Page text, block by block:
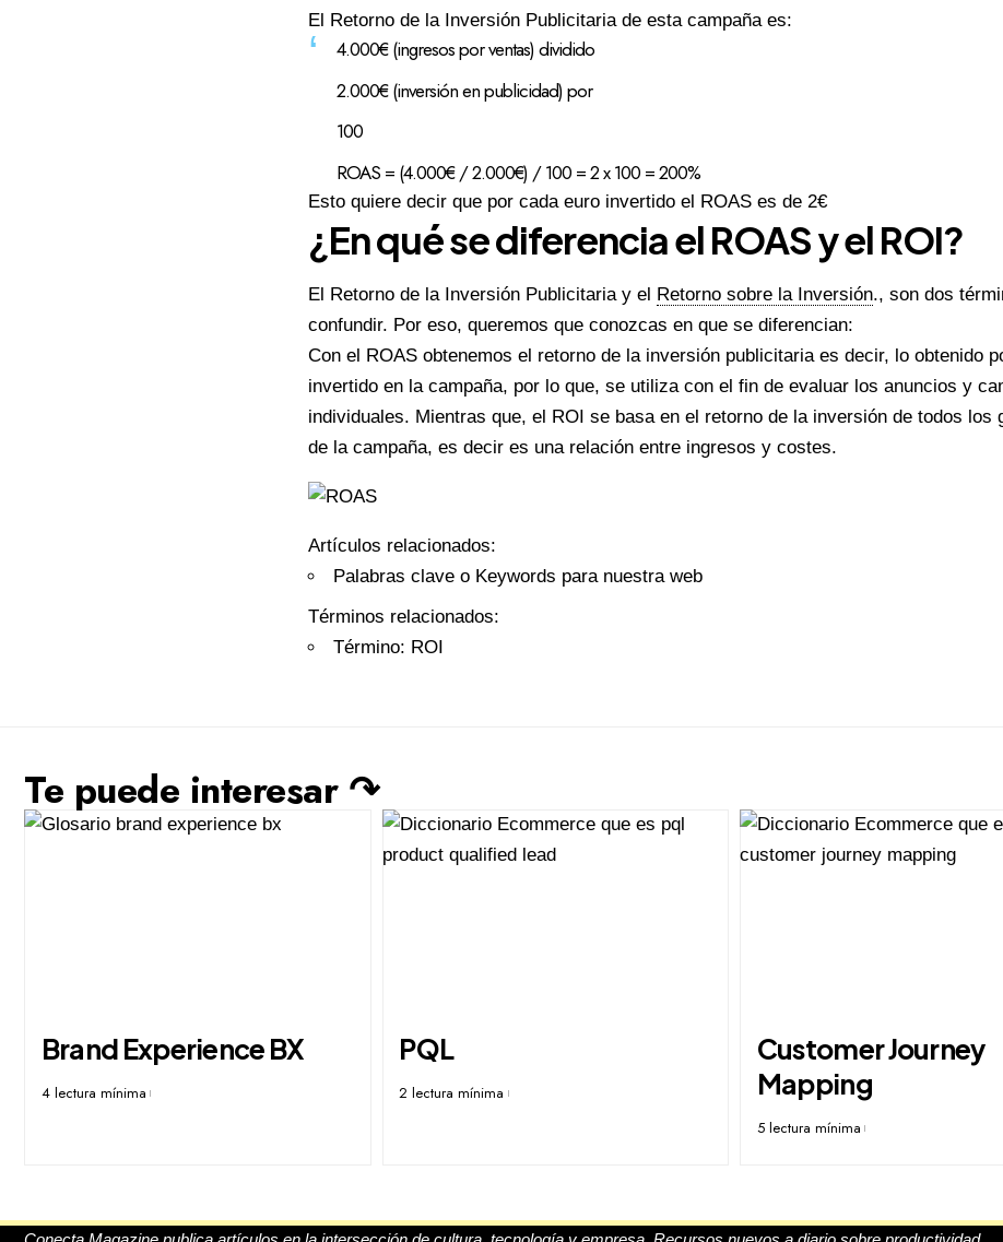
El Retorno de la Inversión Publicitaria de esta campaña es:
4.000€ (ingresos por ventas) dividido
2.000€ (inversión en publicidad) por
100
ROAS = (4.000€ / 2.000€) / 100 = 2 x 100 = 200%
Esto quiere decir que por cada euro invertido el ROAS es de 2€
¿En qué se diferencia el ROAS y el ROI?
El Retorno de la Inversión Publicitaria y el Retorno sobre la Inversión., son dos
confundir. Por eso, queremos que conozcas en que se diferencian:
Con el ROAS obtenemos el retorno de la inversión publicitaria es decir, lo obtenido
invertido en la campaña, por lo que, se utiliza con el fin de evaluar los anuncios y
individuales. Mientras que, el ROI se basa en el retorno de la inversión de todos los
de la campaña, es decir es una relación entre ingresos y costes.
Artículos relacionados:
Palabras clave o Keywords para nuestra web
Términos relacionados:
Término: ROI
Te puede interesar ↷
Brand Experience BX
4 lectura mínima
PQL
2 lectura mínima
Customer Journey
Mapping
5 lectura mínima